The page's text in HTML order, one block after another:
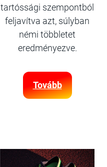
tartóssági szempontból
feljavítva azt, súlyban
némi többletet
eredményezve.
Tovább